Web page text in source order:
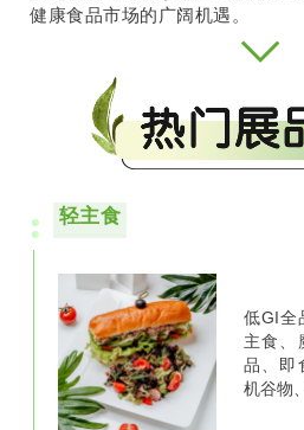
健康食品市场的广阔机遇。
轻主食
低GI全
主食、
品、即
机谷物